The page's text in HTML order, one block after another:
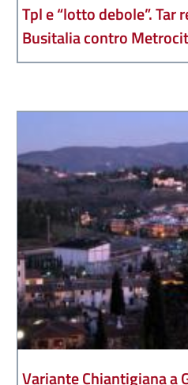
Tpl e “lotto debole”. Tar
Busitalia contro
Variante Chiantigiana a